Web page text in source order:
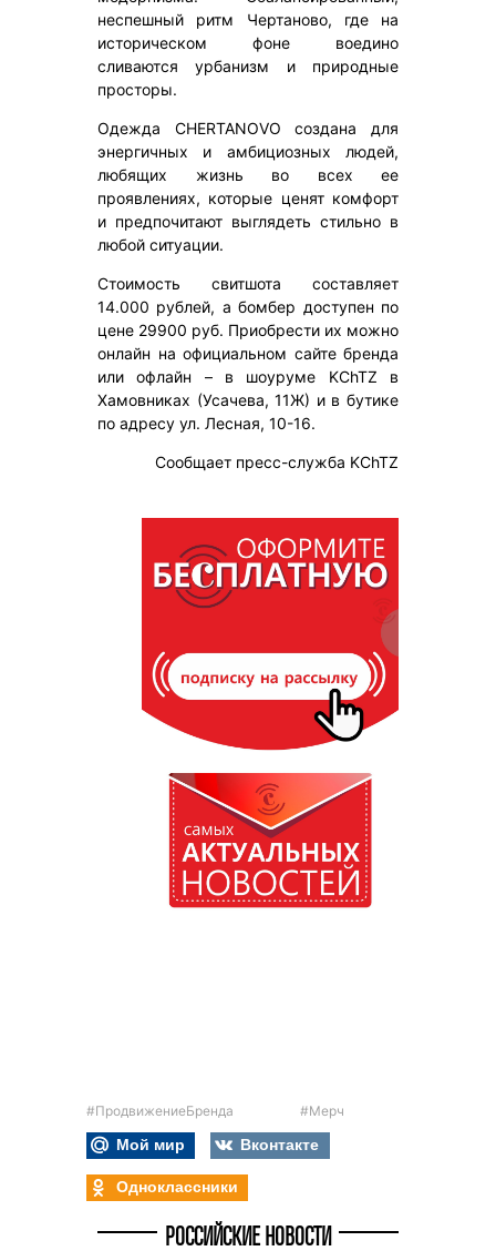
неспешный ритм Чертаново, где на
историческом фоне воедино
сливаются урбанизм и природные
просторы.
Одежда CHERTANOVO создана для
энергичных и амбициозных людей,
любящих жизнь во всех ее
проявлениях, которые ценят комфорт
и предпочитают выглядеть стильно в
любой ситуации.
Стоимость свитшота составляет
14.000 рублей, а бомбер доступен по
цене 29900 руб. Приобрести их можно
онлайн на официальном сайте бренда
или офлайн – в шоуруме KChTZ в
Хамовниках (Усачева, 11Ж) и в бутике
по адресу ул. Лесная, 10-16.
Сообщает пресс-служба KChTZ
#ПродвижениеБренда #Мерч
Мой мир
Вконтакте
Одноклассники
РОССИЙСКИЕ НОВОСТИ